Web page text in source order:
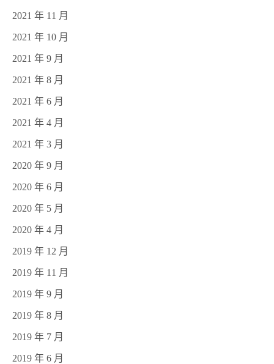
2021 年 11 月
2021 年 10 月
2021 年 9 月
2021 年 8 月
2021 年 6 月
2021 年 4 月
2021 年 3 月
2020 年 9 月
2020 年 6 月
2020 年 5 月
2020 年 4 月
2019 年 12 月
2019 年 11 月
2019 年 9 月
2019 年 8 月
2019 年 7 月
2019 年 6 月